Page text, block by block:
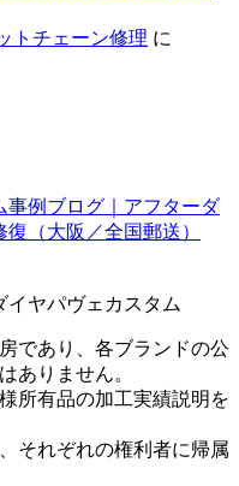
トチェーン修理 に
事例ブログ｜アフターダ
（大阪／全国郵送）
ヤパヴェカスタム
であり、各ブランドの公
ありません。
所有品の加工実績説明を
それぞれの権利者に帰属